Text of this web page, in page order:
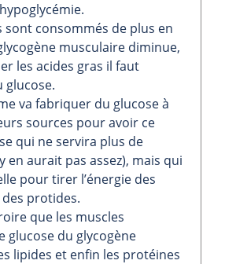
sont consommés de plus en
musculaire diminue,
les acides gras il faut
glucose.
va fabriquer du glucose à
sources pour avoir ce
qui ne servira plus de
en aurait pas assez), mais qui
pour tirer l’énergie des
protides.
que les muscles
glucose du glycogène
lipides et enfin les protéines